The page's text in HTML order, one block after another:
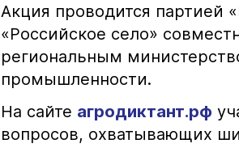
Акция проводится партией
«Российское село»
региональным
промышленности.
На сайте агродиктант.рф
вопросов, охватывающих